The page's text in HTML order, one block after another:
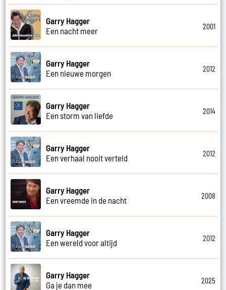
Garry Hagger
Een nacht meer
2001
Garry Hagger
Een nieuwe morgen
2012
Garry Hagger
Een storm van liefde
2014
Garry Hagger
Een verhaal nooit verteld
2012
Garry Hagger
Een vreemde in de nacht
2008
Garry Hagger
Een wereld voor altijd
2012
Garry Hagger
Ga je dan mee
2025